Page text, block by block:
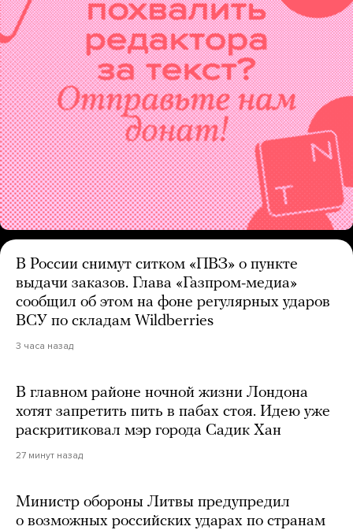
В России снимут ситком «ПВЗ» о пункте
выдачи заказов. Глава «Газпром-медиа»
сообщил об этом на фоне регулярных ударов
ВСУ по складам Wildberries
3 часа назад
В главном районе ночной жизни Лондона
хотят запретить пить в пабах стоя. Идею уже
раскритиковал мэр города Садик Хан
27 минут назад
Министр обороны Литвы предупредил
о возможных российских ударах по странам